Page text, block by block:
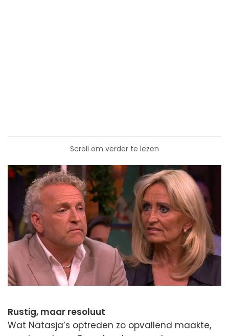
Scroll om verder te lezen
Rustig, maar resoluut
Wat Natasja’s optreden zo opvallend maakte,